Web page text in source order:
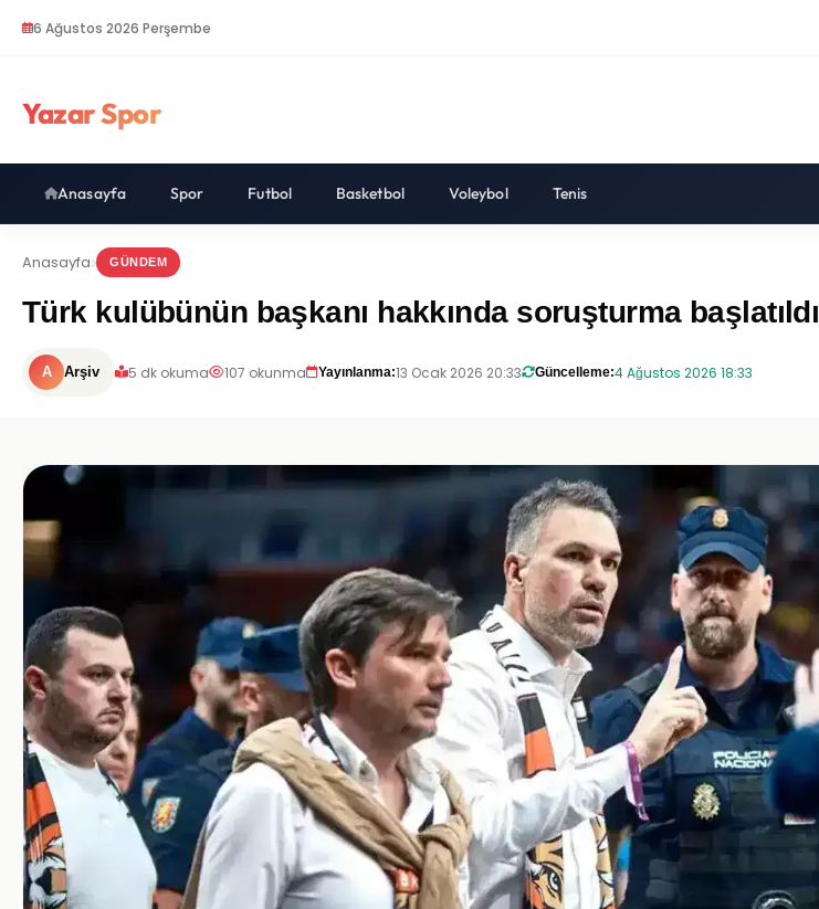
6 Ağustos 2026 Perşembe
Yazar Spor
Anasayfa Spor Futbol Basketbol Voleybol Tenis
Anasayfa GÜNDEM
Türk kulübünün başkanı hakkında soruşturma başlatıldı
A Arşiv 5 dk okuma 107 okunma Yayınlanma:13 Ocak 2026 20:33 Güncelleme:4 Ağustos 2026 18:33